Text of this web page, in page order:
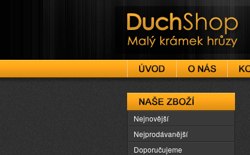
DuchShop
Naše zboží
Nejnovější
Nejprodávanější
Doporučujeme